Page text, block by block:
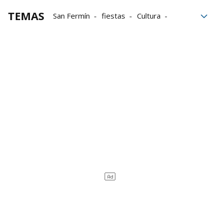
TEMAS San Fermín fiestas
Cultura